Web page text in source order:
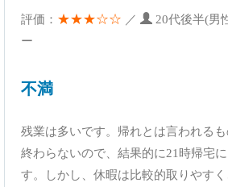
評価： ★★★☆☆ ／
20代後半(男
ー
不満
残業は多いです。帰れとは言われる
終わらないので、結果的に21時帰宅
す。しかし、休暇は比較的取りやす